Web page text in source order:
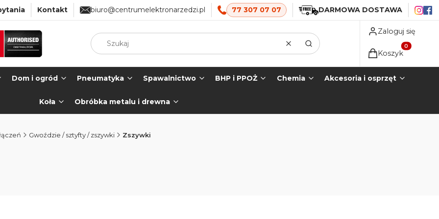
Kontakt biuro@centrumelektronarzedzi.pl 77 307 07 07 DARMOWA DOSTAWA
Wyczyść
Szukaj
Zaloguj się
Produkty w
Koszyk
Dom i ogród Pneumatyka Spawalnictwo BHP i PPOŻ Chemia Akcesoria i osprzęt
Koła Obróbka metalu i drewna
Gwoździe / sztyfty / zszywki Zszywki